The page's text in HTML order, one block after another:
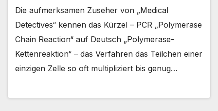
Die aufmerksamen Zuseher von „Medical
Detectives“ kennen das Kürzel – PCR „Polymerase
Chain Reaction“ auf Deutsch „Polymerase-
Kettenreaktion“ – das Verfahren das Teilchen einer
einzigen Zelle so oft multipliziert bis genug…